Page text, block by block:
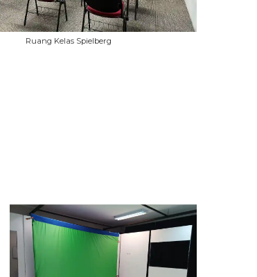
Ruang Kelas Spielberg